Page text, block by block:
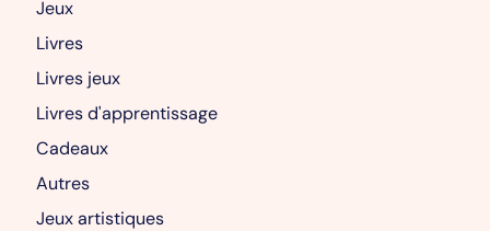
Jeux
Livres
Livres jeux
Livres d'apprentissage
Cadeaux
Autres
Jeux artistiques